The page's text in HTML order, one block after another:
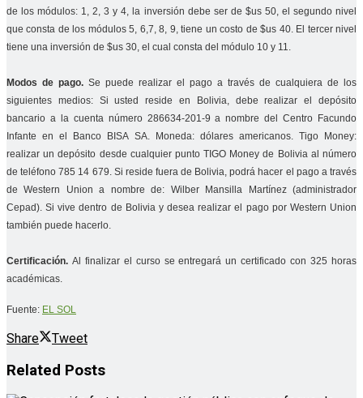
de los módulos: 1, 2, 3 y 4, la inversión debe ser de $us 50, el segundo nivel
que consta de los módulos 5, 6,7, 8, 9, tiene un costo de $us 40. El tercer nivel
tiene una inversión de $us 30, el cual consta del módulo 10 y 11.
Modos de pago. Se puede realizar el pago a través de cualquiera de los
siguientes medios: Si usted reside en Bolivia, debe realizar el depósito
bancario a la cuenta número 286634-201-9 a nombre del Centro Facundo
Infante en el Banco BISA SA. Moneda: dólares americanos. Tigo Money:
realizar un depósito desde cualquier punto TIGO Money de Bolivia al número
de teléfono 785 14 679. Si reside fuera de Bolivia, podrá hacer el pago a través
de Western Union a nombre de: Wilber Mansilla Martínez (administrador
Cepad). Si vive dentro de Bolivia y desea realizar el pago por Western Union
también puede hacerlo.
Certificación. Al finalizar el curso se entregará un certificado con 325 horas
académicas.
Fuente: EL SOL
Share Tweet
Related Posts